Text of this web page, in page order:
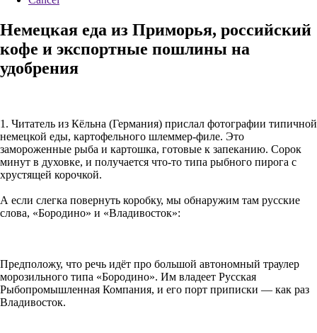
Немецкая еда из Приморья, российский
кофе и экспортные пошлины на
удобрения
1. Читатель из Кёльна (Германия) прислал фотографии типичной
немецкой еды, картофельного шлеммер-филе. Это
замороженные рыба и картошка, готовые к запеканию. Сорок
минут в духовке, и получается что-то типа рыбного пирога с
хрустящей корочкой.
А если слегка повернуть коробку, мы обнаружим там русские
слова, «Бородино» и «Владивосток»:
Предположу, что речь идёт про большой автономный траулер
морозильного типа «Бородино». Им владеет Русская
Рыбопромышленная Компания, и его порт приписки — как раз
Владивосток.